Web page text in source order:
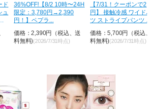
ド
ュ
36%OFF!【8/2 10時〜24H
限定：3,780円→2,390
円！】ペプラ...
価格：2,390円（税込、送
料無料)(2026/7/31時点)
【7/31！クーポンで
円】 接触冷感 ワイド
ツ ストライプパンツ ...
価格：5,700円（税込
料無料)(2026/7/31時点)